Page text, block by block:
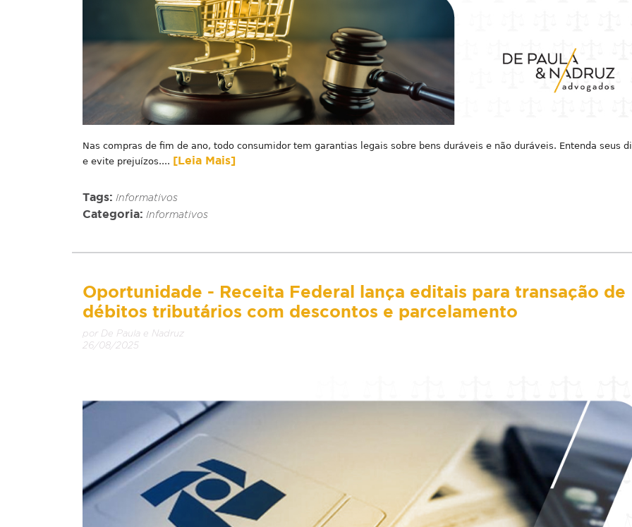
Nas compras de fim de ano, todo consumidor tem garantias legais sobre bens duráveis e não duráveis. Entenda seus
e evite prejuízos.... [Leia Mais]
Tags: Informativos
Categoria: Informativos
Oportunidade - Receita Federal lança editais para transação de
débitos tributários com descontos e parcelamento
por De Paula e Nadruz
26/08/2025